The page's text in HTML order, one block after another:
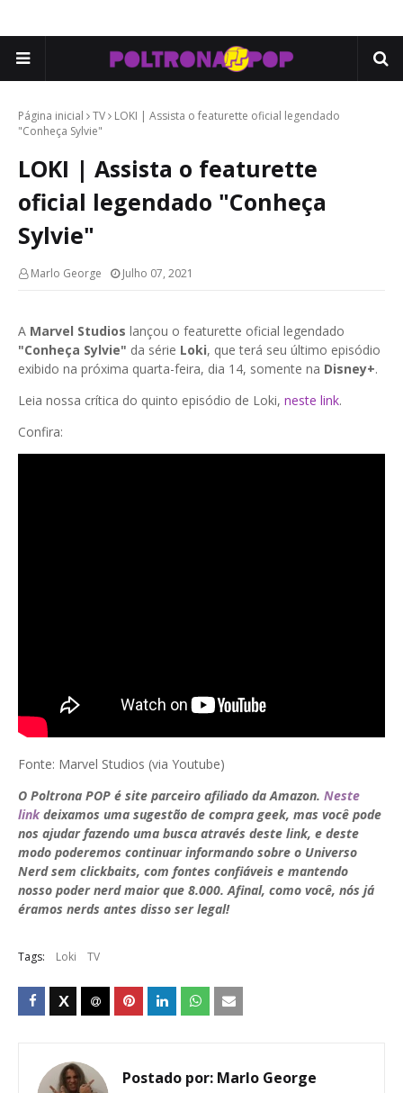
Página inicial TV
LOKI | Assista o featurette oficial legendado
"Conheça Sylvie"
LOKI | Assista o featurette
oficial legendado "Conheça
Sylvie"
Marlo George Julho 07, 2021
A Marvel Studios lançou o featurette oficial legendado
"Conheça Sylvie" da série Loki, que terá seu último episódio
exibido na próxima quarta-feira, dia 14, somente na Disney+.
Leia nossa crítica do quinto episódio de Loki, neste link.
Confira:
Fonte: Marvel Studios (via Youtube)
O Poltrona POP é site parceiro afiliado da Amazon. Neste
linkdeixamos uma sugestão de compra geek, mas você pode
nos ajudar fazendo uma busca através deste link, e deste
modo poderemos continuar informando sobre o Universo
Nerd sem clickbaits, com fontes confiáveis e mantendo
nosso poder nerd maior que 8.000. Afinal, como você, nós já
éramos nerds antes disso ser legal!
Tags: Loki TV
Postado por: Marlo George